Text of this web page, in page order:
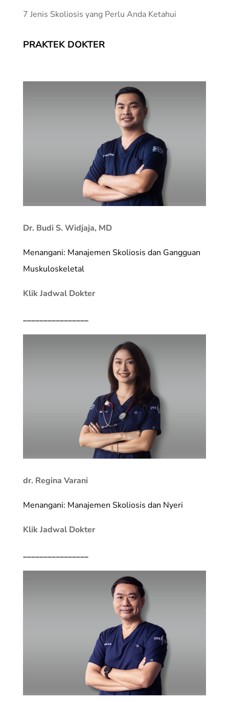
7 Jenis Skoliosis yang Perlu Anda Ketahui
PRAKTEK DOKTER
Dr. Budi S. Widjaja, MD
Menangani: Manajemen Skoliosis dan Gangguan
Muskuloskeletal
Klik Jadwal Dokter
________________
dr. Regina Varani
Menangani: Manajemen Skoliosis dan Nyeri
Klik Jadwal Dokter
________________